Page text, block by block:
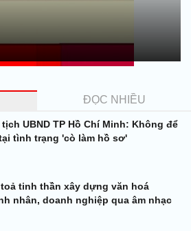
ĐỌC NHIỀU
tịch UBND TP Hồ Chí Minh: Không để
tình trạng 'cò làm hồ sơ'
tinh thần xây dựng văn hoá
nhân, doanh nghiệp qua âm nhạc